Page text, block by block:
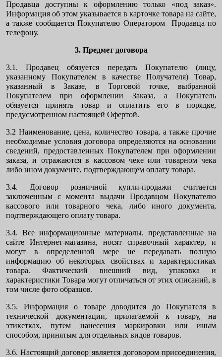
Продавца доступны к оформлению только «под заказ».
Информация об этом указывается в карточке товара на сайте,
а также сообщается Покупателю Оператором Продавца по
телефону.
3. Предмет договора
3.1. Продавец обязуется передать Покупателю (лицу,
указанному Покупателем в качестве Получателя) Товар,
указанный в Заказе, в Торговой точке, выбранной
Покупателем при оформлении Заказа, а Покупатель
обязуется принять товар и оплатить его в порядке,
предусмотренном настоящей Офертой.
3.2 Наименование, цена, количество товара, а также прочие
необходимые условия договора определяются на основании
сведений, предоставленных Покупателем при оформлении
заказа, и отражаются в кассовом чеке или товарном чека
либо ином документе, подтверждающем оплату товара.
3.4. Договор розничной купли-продажи считается
заключенным с момента выдачи Продавцом Покупателю
кассового или товарного чека, либо иного документа,
подтверждающего оплату товара.
3.4. Все информационные материалы, представленные на
сайте Интернет-магазина, носят справочный характер, и
могут в определенной мере не передавать полную
информацию об некоторых свойствах и характеристиках
товара. Фактический внешний вид, упаковка и
характеристики Товара могут отличаться от этих описаний, в
том числе фото образцов.
3.5. Информация о товаре доводится до Покупателя в
технической документации, прилагаемой к товару, на
этикетках, путем нанесения маркировки или иным
способом, принятым для отдельных видов товаров.
3.6. Настоящий договор является договором присоединения,